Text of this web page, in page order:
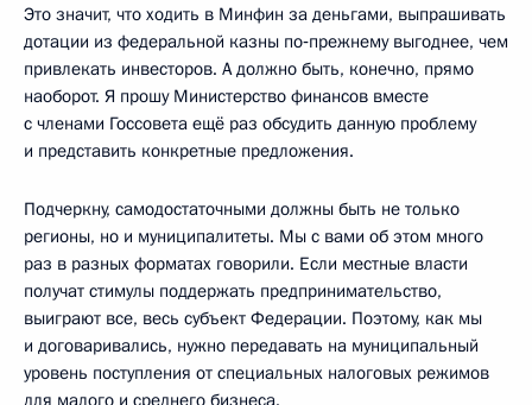
Это значит, что ходить в Минфин за деньгами, выпрашивать
дотации из федеральной казны по‑прежнему выгоднее, чем
привлекать инвесторов. А должно быть, конечно, прямо
наоборот. Я прошу Министерство финансов вместе
с членами Госсовета ещё раз обсудить данную проблему
и представить конкретные предложения.
Подчеркну, самодостаточными должны быть не только
регионы, но и муниципалитеты. Мы с вами об этом много
раз в разных форматах говорили. Если местные власти
получат стимулы поддержать предпринимательство,
выиграют все, весь субъект Федерации. Поэтому, как мы
и договаривались, нужно передавать на муниципальный
уровень поступления от специальных налоговых режимов
для малого и среднего бизнеса.